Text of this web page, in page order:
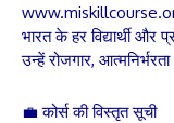
भारत के हर विद्यार्थी
उन्हें रोजगार,
💼 कोर्स की विस्तृत सूची